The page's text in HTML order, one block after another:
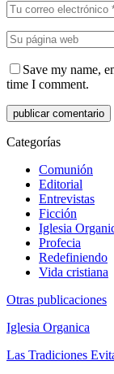
Save my name,
time I comment.
Categorías
Comunión
Editorial
Entrevistas
Ficción
Iglesia
Profecia
Redefiniendo
Vida cristiana
Otras publicaciones
Iglesia Organica
Las Tradiciones